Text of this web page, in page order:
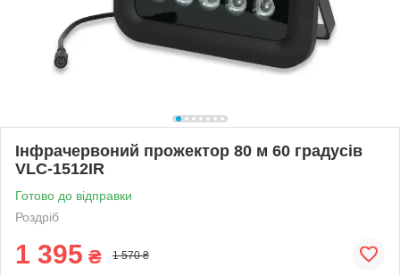
Інфрачервоний прожектор 80 м 60 градусів
VLC-1512IR
Готово до відправки
Роздріб
1 395 ₴ 1 570 ₴